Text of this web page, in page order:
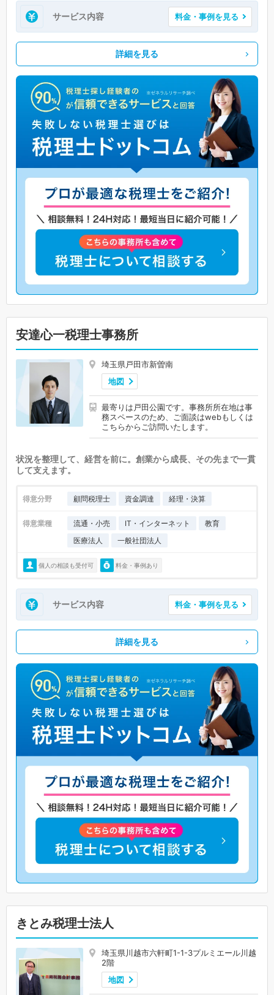
サービス内容 料金・事例を見る
詳細を見る
安達心一税理士事務所
埼玉県戸田市新曽南
地図
最寄りは戸田公園です。事務所所在地は事
務スペースのため、ご面談はwebもしくは
こちらからご訪問いたします。
状況を整理して、経営を前に。創業から成長、その先まで一貫
して支えます。
得意分野 顧問税理士 資金調達 経理・決算
得意業種 流通・小売 IT・インターネット
教育
医療法人
一般社団法人
個人の相談も受付可 料金・事例あり
サービス内容 料金・事例を見る
詳細を見る
きとみ税理士法人
埼玉県川越市六軒町1-1-3プルミエール川越
2階
地図